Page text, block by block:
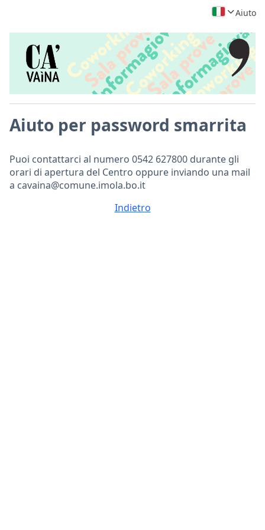
Aiuto
Aiuto per password smarrita
Puoi contattarci al numero 0542 627800 durante gli
orari di apertura del Centro oppure inviando una mail
a cavaina@comune.imola.bo.it
Indietro